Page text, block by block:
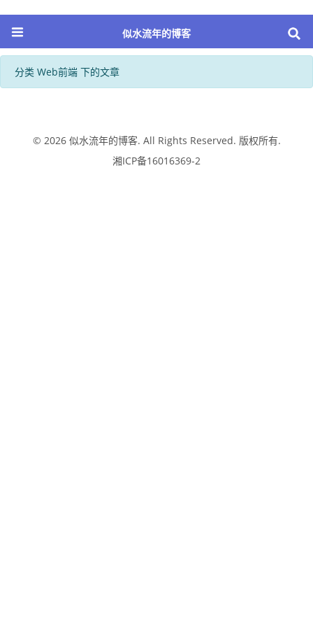
似水流年的博客
分类 Web前端 下的文章
© 2026 似水流年的博客. All Rights Reserved. 版权所有.
湘ICP备16016369-2